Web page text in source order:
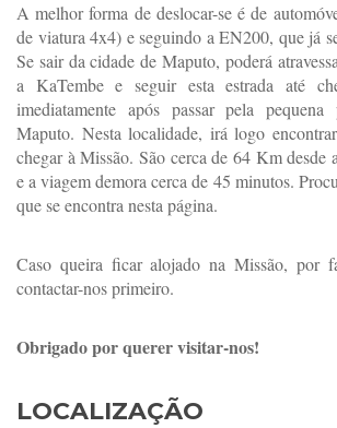
A melhor forma de deslocar-se é de
de viatura 4x4) e seguindo a EN200, que já
Se sair da cidade de Maputo, poderá
a KaTembe e seguir esta estrada até
imediatamente após passar pela
Maputo. Nesta localidade, irá logo
chegar à Missão. São cerca de 64 Km desde
e a viagem demora cerca de 45 minutos.
que se encontra nesta página.
Caso queira ficar alojado na Missão, por
contactar-nos primeiro.
Obrigado por querer visitar-nos!
LOCALIZAÇÃO